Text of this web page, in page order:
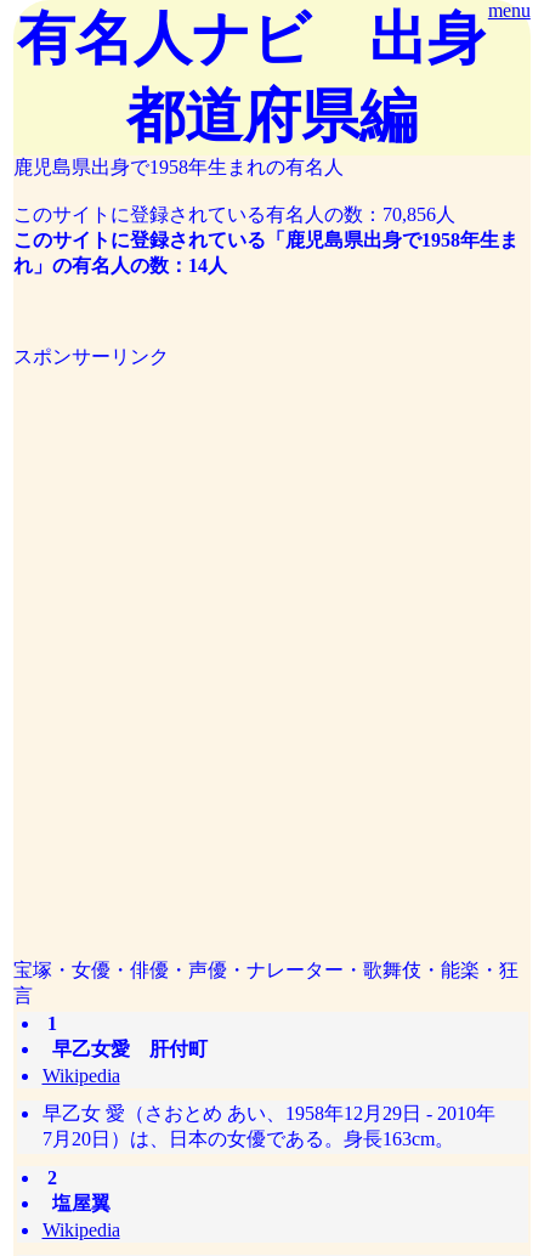
menu
有名人ナビ 出身
都道府県編
鹿児島県出身で1958年生まれの有名人
このサイトに登録されている有名人の数：70,856人
このサイトに登録されている「鹿児島県出身で1958年生ま
れ」の有名人の数：14人
スポンサーリンク
宝塚・女優・俳優・声優・ナレーター・歌舞伎・能楽・狂
言
1
早乙女愛 肝付町
Wikipedia
早乙女 愛（さおとめ あい、1958年12月29日 - 2010年
7月20日）は、日本の女優である。身長163cm。
2
塩屋翼
Wikipedia